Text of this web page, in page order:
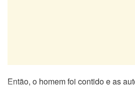
Então, o homem foi contido e as